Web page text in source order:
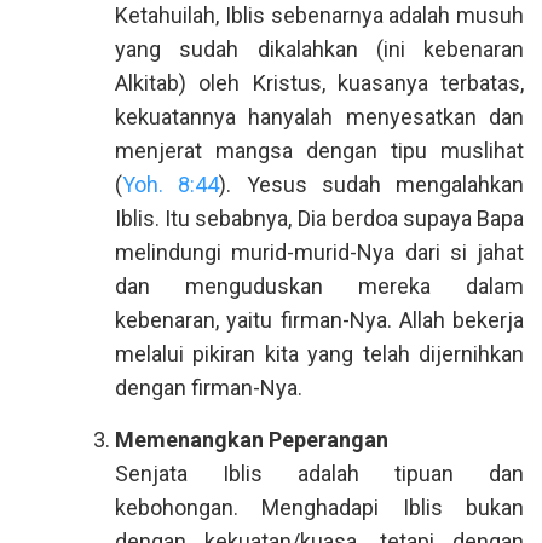
Ketahuilah, Iblis sebenarnya adalah musuh
yang sudah dikalahkan (ini kebenaran
Alkitab) oleh Kristus, kuasanya terbatas,
kekuatannya hanyalah menyesatkan dan
menjerat mangsa dengan tipu muslihat
(Yoh. 8:44). Yesus sudah mengalahkan
Iblis. Itu sebabnya, Dia berdoa supaya Bapa
melindungi murid-murid-Nya dari si jahat
dan menguduskan mereka dalam
kebenaran, yaitu firman-Nya. Allah bekerja
melalui pikiran kita yang telah dijernihkan
dengan firman-Nya.
Memenangkan Peperangan
Senjata Iblis adalah tipuan dan
kebohongan. Menghadapi Iblis bukan